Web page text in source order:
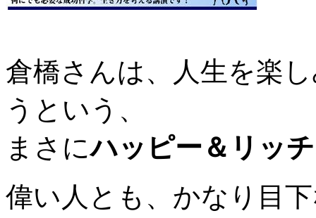
倉橋さんは、人生を楽
うという、
まさにハッピー＆リッチ
偉い人とも、かなり目